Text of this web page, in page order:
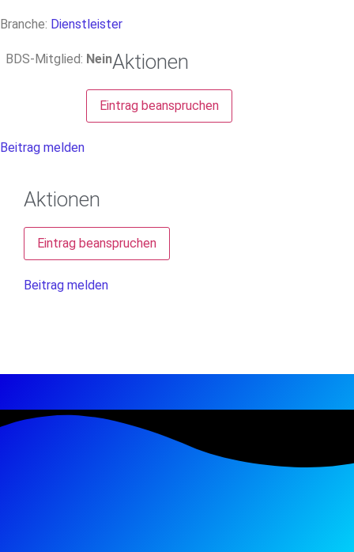
Branche: Dienstleister
BDS-Mitglied: NeinAktionen
Eintrag beanspruchen
Beitrag melden
Aktionen
Eintrag beanspruchen
Beitrag melden